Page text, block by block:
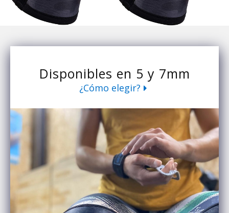
Disponibles en 5 y 7mm
¿Cómo elegir?